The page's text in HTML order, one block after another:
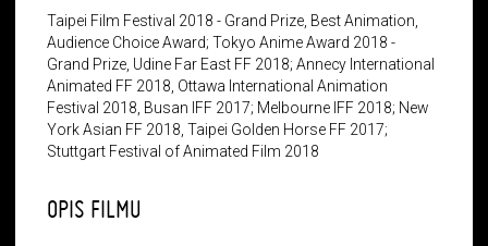
Taipei Film Festival 2018 - Grand Prize, Best Animation,
Audience Choice Award; Tokyo Anime Award 2018 -
Grand Prize, Udine Far East FF 2018; Annecy International
Animated FF 2018, Ottawa International Animation
Festival 2018, Busan IFF 2017; Melbourne IFF 2018; New
York Asian FF 2018, Taipei Golden Horse FF 2017;
Stuttgart Festival of Animated Film 2018
OPIS FILMU